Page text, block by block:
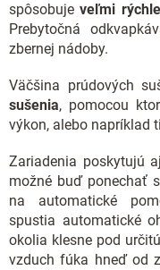
spôsobujeveľmi
Prebytočná
zbernej nádoby.
Väčšina prúdových
sušenia, pomocou
výkon, alebo napríklad
Zariadenia poskytujú
možné buď ponechať
na automatické
spustia automatické
okolia klesne pod
vzduch fúka hneď od